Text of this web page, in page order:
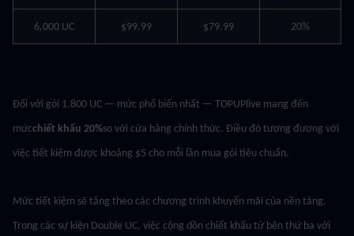
6,000 UC $99.99 $79.99 20%
Đối với gói 1.800 UC — mức phổ biến nhất — TOPUPlive mang đến
mứcchiết khấu 20%so với cửa hàng chính thức. Điều đó tương đương với
việc tiết kiệm được khoảng $5 cho mỗi lần mua gói tiêu chuẩn.
Mức tiết kiệm sẽ tăng theo các chương trình khuyến mãi của nền tảng.
Trong các sự kiện Double UC, việc cộng dồn chiết khấu từ bên thứ ba với